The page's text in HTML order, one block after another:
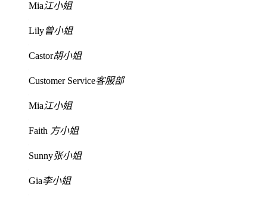
Mia江小姐
Lily曾小姐
Castor胡小姐
Customer Service客服部
Mia江小姐
Faith 方小姐
Sunny张小姐
Gia李小姐